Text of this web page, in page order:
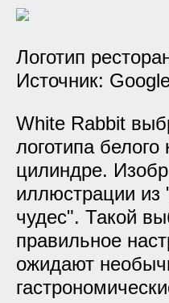
Логотип
Источник:
White Rabbit
логотипа белого
цилиндре.
иллюстрации из
чудес". Такой
правильное
ожидают